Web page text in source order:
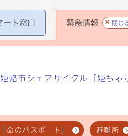
ート窓口 緊急情報 閉じ
姫路市シェアサイクル「姫ちゃ
命のパスポート」 避難所